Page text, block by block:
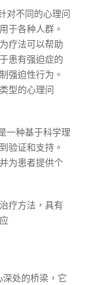
对不同的心理问
于各种人群。
疗法可以帮助
患有强迫症的
强迫性行为。
型的心理问
一种基于科学理
验证和支持。
为患者提供个
疗方法，具有
处的桥梁，它